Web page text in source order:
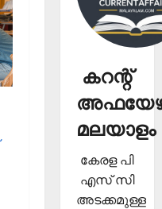
കറന്റ്
മലയാളം
കേരള പി
എസ് സി
അടക്കമുള്ള